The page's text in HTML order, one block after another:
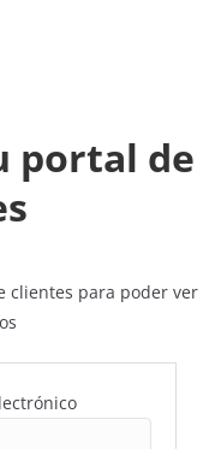
portal de
clientes para poder ver